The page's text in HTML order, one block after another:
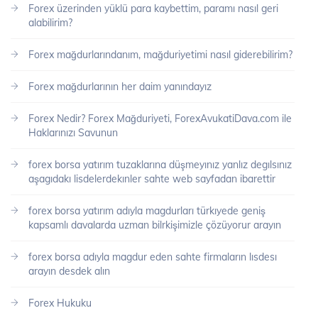
Forex üzerinden yüklü para kaybettim, paramı nasıl geri
alabilirim?
Forex mağdurlarındanım, mağduriyetimi nasıl giderebilirim?
Forex mağdurlarının her daim yanındayız
Forex Nedir? Forex Mağduriyeti, ForexAvukatiDava.com ile
Haklarınızı Savunun
forex borsa yatırım tuzaklarına düşmeyınız yanlız degılsınız
aşagıdakı lisdelerdekınler sahte web sayfadan ibarettir
forex borsa yatırım adıyla magdurları türkıyede geniş
kapsamlı davalarda uzman bilrkişimizle çözüyorur arayın
forex borsa adıyla magdur eden sahte firmaların lısdesı
arayın desdek alın
Forex Hukuku